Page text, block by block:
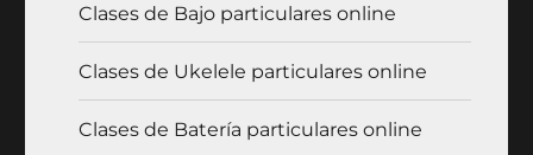
Clases de Bajo particulares online
Clases de Ukelele particulares online
Clases de Batería particulares online